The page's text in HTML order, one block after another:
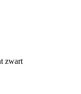
zwart